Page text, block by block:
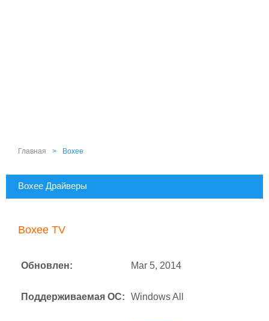
Главная > Boxee
Boxee Драйверы
Boxee TV
Обновлен: Mar 5, 2014
Поддерживаемая ОС: Windows All